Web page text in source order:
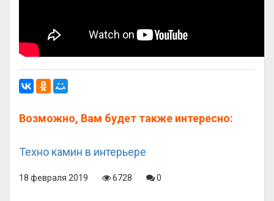
Возможно, Вам будет также интересно:
Техно камин в интерьере
18 февраля 2019 6728 0